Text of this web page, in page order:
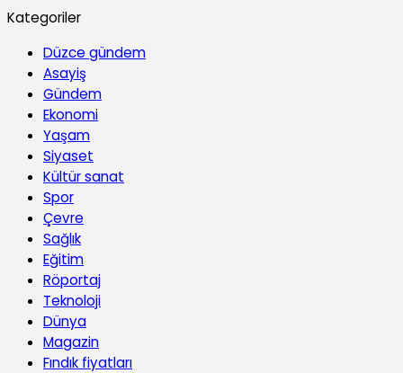
Kategoriler
Düzce gündem
Asayiş
Gündem
Ekonomi
Yaşam
Siyaset
Kültür sanat
Spor
Çevre
Sağlık
Eğitim
Röportaj
Teknoloji
Dünya
Magazin
Fındık fiyatları